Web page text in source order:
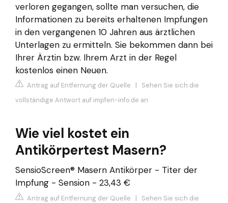
verloren gegangen, sollte man versuchen, die
Informationen zu bereits erhaltenen Impfungen
in den vergangenen 10 Jahren aus ärztlichen
Unterlagen zu ermitteln. Sie bekommen dann bei
Ihrer Ärztin bzw. Ihrem Arzt in der Regel
kostenlos einen Neuen.
Antrag auf Entfernung der Quelle | Sehen Sie sich die
vollständige Antwort auf impfen-info.de an
Wie viel kostet ein
Antikörpertest Masern?
SensioScreen® Masern Antikörper - Titer der
Impfung - Sension - 23,43 €
Antrag auf Entfernung der Quelle | Sehen Sie sich die